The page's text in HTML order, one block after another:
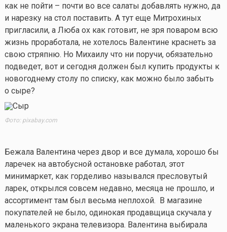
как не пойти – почти во все салаты добавлять нужно, да
и нарезку на стол поставить. А тут еще Митрохиных
пригласили, а Люба ох как готовит, не зря поваром всю
жизнь проработала, не хотелось Валентине краснеть за
свою стряпню. Но Михаилу что ни поручи, обязательно
подведет, вот и сегодня должен был купить продукты к
новогоднему столу по списку, как можно было забыть
о сыре?
Фото: pixabay.com
Бежала Валентина через двор и все думала, хорошо бы
ларечек на автобусной остановке работал, этот
минимаркет, как горделиво назывался пресловутый
ларек, открылся совсем недавно, месяца не прошло, и
ассортимент там был весьма неплохой. В магазине
покупателей не было, одинокая продавщица скучала у
маленького экрана телевизора. Валентина выбирала